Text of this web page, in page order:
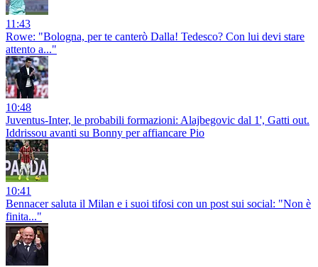
11:43
Rowe: "Bologna, per te canterò Dalla! Tedesco? Con lui devi stare
attento a..."
10:48
Juventus-Inter, le probabili formazioni: Alajbegovic dal 1', Gatti out.
Iddrissou avanti su Bonny per affiancare Pio
10:41
Bennacer saluta il Milan e i suoi tifosi con un post sui social: "Non è
finita..."